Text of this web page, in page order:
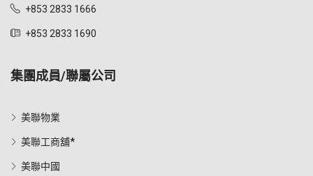
+853 2833 1666
+853 2833 1690
集團成員/聯屬公司
美聯物業
美聯工商舖*
美聯中國